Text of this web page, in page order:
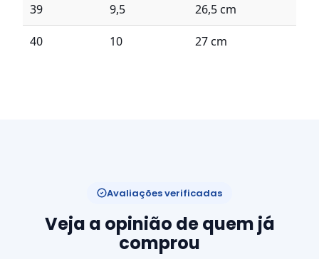
39 9,5 26,5 cm
40 10 27 cm
Avaliações verificadas
Veja a opinião de quem já
comprou